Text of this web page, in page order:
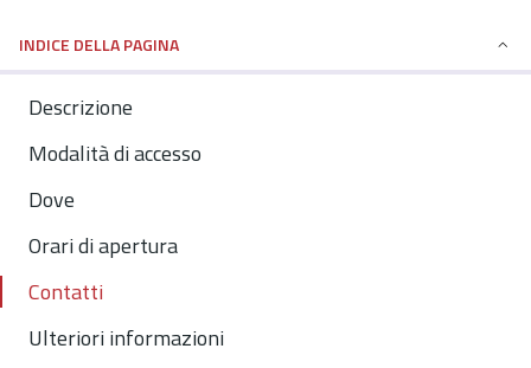
INDICE DELLA PAGINA
Descrizione
Modalità di accesso
Dove
Orari di apertura
Contatti
Ulteriori informazioni